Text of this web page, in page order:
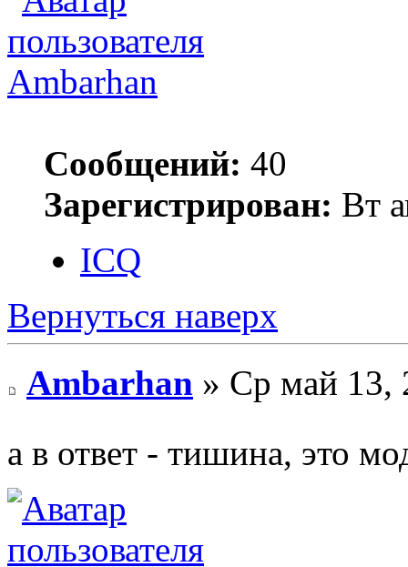
Ambarhan
Сообщений: 40
Зарегистрирован: Вт
ICQ
Вернуться наверх
Ambarhan » Ср май 13,
а в ответ - тишина, это